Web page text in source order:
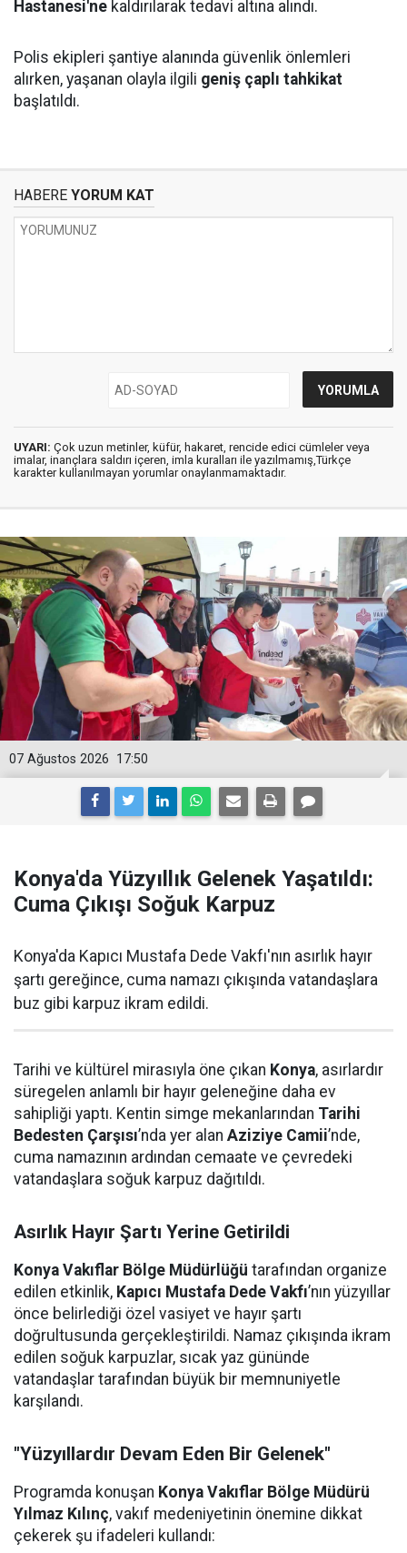
Hastanesi'ne kaldırılarak tedavi altına alındı.
Polis ekipleri şantiye alanında güvenlik önlemleri
alırken, yaşanan olayla ilgili geniş çaplı tahkikat
başlatıldı.
HABERE YORUM KAT
UYARI: Çok uzun metinler, küfür, hakaret, rencide edici cümleler veya
imalar, inançlara saldırı içeren, imla kuralları ile yazılmamış,Türkçe
karakter kullanılmayan yorumlar onaylanmamaktadır.
17:50
07 Ağustos 2026
Konya'da Yüzyıllık Gelenek Yaşatıldı:
Cuma Çıkışı Soğuk Karpuz
Konya'da Kapıcı Mustafa Dede Vakfı'nın asırlık hayır
şartı gereğince, cuma namazı çıkışında vatandaşlara
buz gibi karpuz ikram edildi.
Tarihi ve kültürel mirasıyla öne çıkan Konya, asırlardır
süregelen anlamlı bir hayır geleneğine daha ev
sahipliği yaptı. Kentin simge mekanlarından Tarihi
Bedesten Çarşısı’nda yer alan Aziziye Camii’nde,
cuma namazının ardından cemaate ve çevredeki
vatandaşlara soğuk karpuz dağıtıldı.
Asırlık Hayır Şartı Yerine Getirildi
Konya Vakıflar Bölge Müdürlüğü tarafından organize
edilen etkinlik, Kapıcı Mustafa Dede Vakfı’nın yüzyıllar
önce belirlediği özel vasiyet ve hayır şartı
doğrultusunda gerçekleştirildi. Namaz çıkışında ikram
edilen soğuk karpuzlar, sıcak yaz gününde
vatandaşlar tarafından büyük bir memnuniyetle
karşılandı.
"Yüzyıllardır Devam Eden Bir Gelenek"
Programda konuşan Konya Vakıflar Bölge Müdürü
Yılmaz Kılınç, vakıf medeniyetinin önemine dikkat
çekerek şu ifadeleri kullandı: